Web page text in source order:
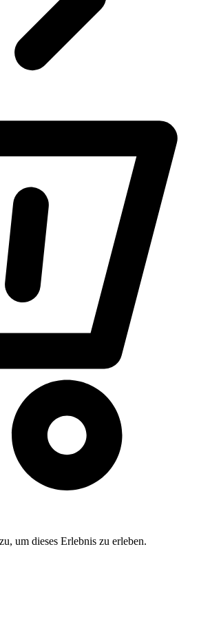
um dieses Erlebnis zu erleben.